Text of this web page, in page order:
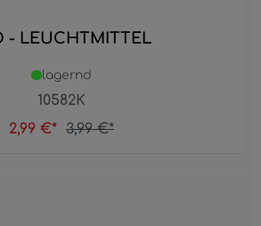
- LEUCHTMITTEL
10582K
lagernd
2,99 €* 3,99 €*